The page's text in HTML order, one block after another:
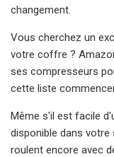
changement.
Vous cherchez un
votre coffre ?
ses compresseurs
cette liste
Même s'il est facile
disponible dans
roulent encore avec